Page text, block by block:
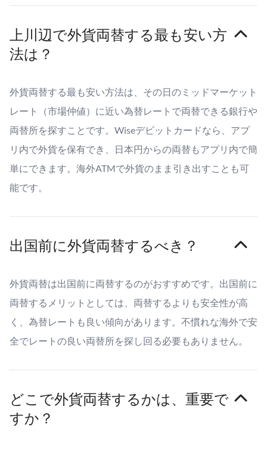
上川辺で外貨両替する最も安い方
法は？
外貨両替する最も安い方法は、その日のミッドマーケット
レート（市場仲値）に近い為替レートで両替できる銀行や
両替所を探すことです。Wiseデビットカードなら、アプ
リ内で外貨を保有でき、日本円からの両替もアプリ内で簡
単にできます。海外ATMで外貨のまま引き出すことも可
能です。
出国前に外貨両替するべき？
外貨両替は出国前に両替するのがおすすめです。出国前に
両替するメリットとしては、両替するよりも安全性が高
く、為替レートも良い傾向があります。不慣れな海外で安
全でレートの良い両替所を探し回る必要もありません。
どこで外貨両替するかは、重要で
すか？